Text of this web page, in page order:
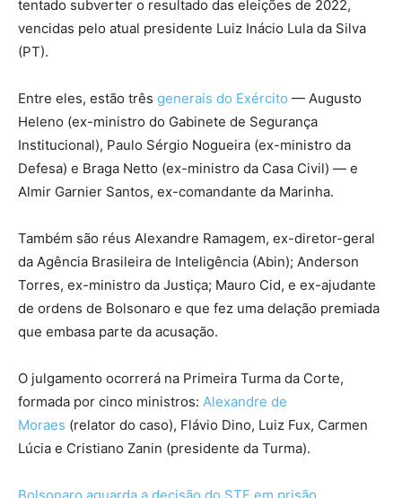
tentado subverter o resultado das eleições de 2022,
vencidas pelo atual presidente Luiz Inácio Lula da Silva
(PT).
Entre eles, estão três generais do Exército — Augusto
Heleno (ex-ministro do Gabinete de Segurança
Institucional), Paulo Sérgio Nogueira (ex-ministro da
Defesa) e Braga Netto (ex-ministro da Casa Civil) — e
Almir Garnier Santos, ex-comandante da Marinha.
Também são réus Alexandre Ramagem, ex-diretor-geral
da Agência Brasileira de Inteligência (Abin); Anderson
Torres, ex-ministro da Justiça; Mauro Cid, e ex-ajudante
de ordens de Bolsonaro e que fez uma delação premiada
que embasa parte da acusação.
O julgamento ocorrerá na Primeira Turma da Corte,
formada por cinco ministros: Alexandre de
Moraes (relator do caso), Flávio Dino, Luiz Fux, Carmen
Lúcia e Cristiano Zanin (presidente da Turma).